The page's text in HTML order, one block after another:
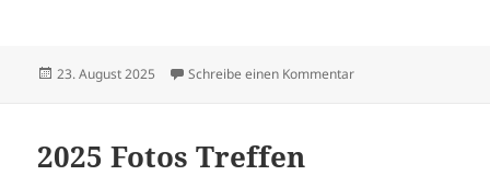
Veröffentlicht
23. August 2025 Schreibe einen Kommentarzu Sängerfest in
2025 Fotos Treffen